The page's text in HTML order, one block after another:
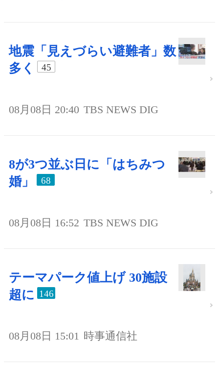
地震「見えづらい避難者」数
多く
45
08月08日 20:40 TBS NEWS DIG
8が3つ並ぶ日に「はちみつ
婚」
68
08月08日 16:52 TBS NEWS DIG
テーマパーク値上げ 30施設
超に 146
08月08日 15:01 時事通信社